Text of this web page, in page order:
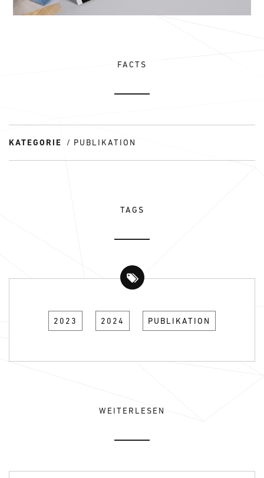
FACTS
KATEGORIE PUBLIKATION
TAGS
2023 2024 PUBLIKATION
WEITERLESEN